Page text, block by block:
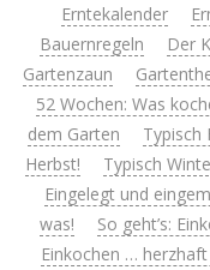
Erntekalender
Bauernregeln
Der
Gartenzaun
52 Wochen: Was
dem Garten
Typisch
Herbst!
Typisch
Eingelegt und
was!
So geht’s:
Einkochen …